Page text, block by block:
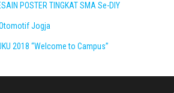
POSTER TINGKAT SMA Se-DIY
Jogja
2018 “Welcome to Campus”